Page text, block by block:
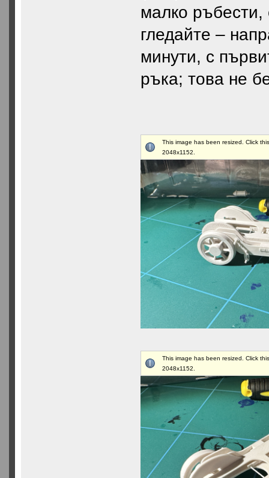
малко ръбести,
гледайте –
минути, с
ръка; това не
This image has been resized. Click
2048x1152.
This image has been resized. Click
2048x1152.